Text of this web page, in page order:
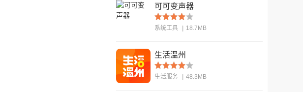
可可变声器
系统工具 18.7MB
生活温州
生活服务 48.3MB